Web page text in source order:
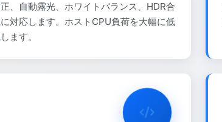
、自動露光、ホワイトバランス、HDR合
対応します。ホストCPU負荷を大幅に低
ます。